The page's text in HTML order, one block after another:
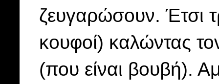
ζευγαρώσουν. Έτσι
κουφοί) καλώντας
(που είναι βουβή).